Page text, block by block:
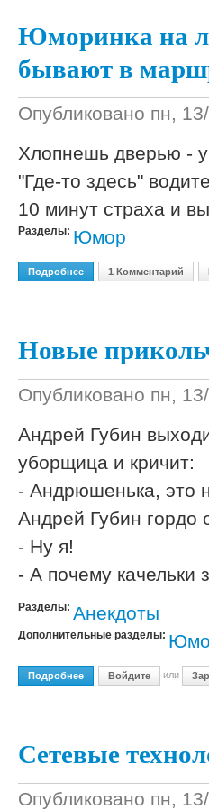
Юморинка на
бывают в
Опубликовано пн,
Хлопнешь дверью -
"Где-то здесь"
10 минут страха и
Разделы: Юмор
Подробнее О Юморинка На Лету
1 Комментарий
Новые
Опубликовано пн,
Андрей Губин
уборщица и кричит:
- Андрюшенька, это
Андрей Губин гордо
- Ну я!
- А почему качельки
Разделы: Анекдоты
Дополнительные разделы:
Подробнее О Новые Прикольчики
Войдите или
Сетевые
Опубликовано пн,